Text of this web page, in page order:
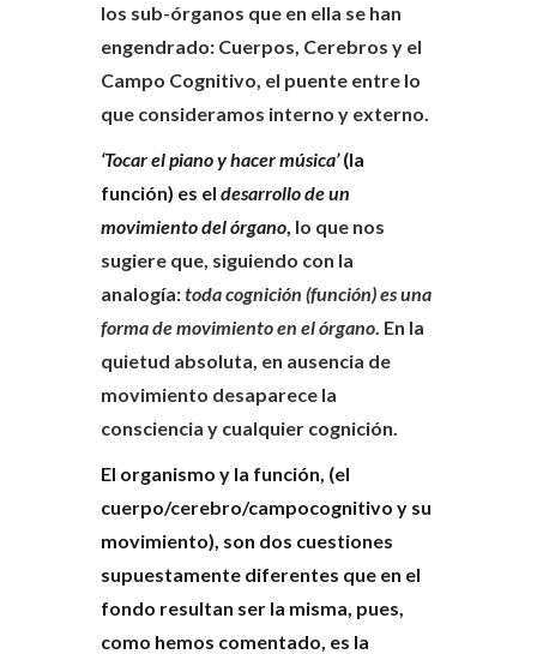
los sub-órganos que en ella se han
engendrado: Cuerpos, Cerebros y el
Campo Cognitivo, el puente entre lo
que consideramos interno y externo.
‘Tocar el piano y hacer música’(la
función) es el desarrollo de un
movimiento del órgano, lo que nos
sugiere que, siguiendo con la
analogía:toda cognición (función) es una
forma de movimiento en el órgano. En la
quietud absoluta, en ausencia de
movimiento desaparece la
consciencia y cualquier cognición.
El organismo y la función, (el
cuerpo/cerebro/campocognitivo y su
movimiento), son dos cuestiones
supuestamente diferentes que en el
fondo resultan ser la misma, pues,
como hemos comentado, es la